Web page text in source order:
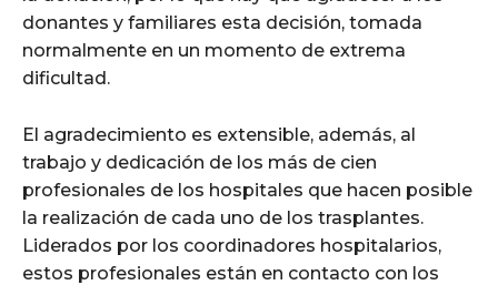
donantes y familiares esta decisión, tomada
normalmente en un momento de extrema
dificultad.
El agradecimiento es extensible, además, al
trabajo y dedicación de los más de cien
profesionales de los hospitales que hacen posible
la realización de cada uno de los trasplantes.
Liderados por los coordinadores hospitalarios,
estos profesionales están en contacto con los